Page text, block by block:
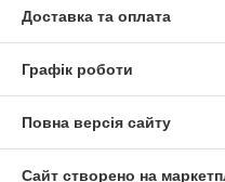
Доставка та оплата
Графік роботи
Повна версія сайту
Сайт створено на